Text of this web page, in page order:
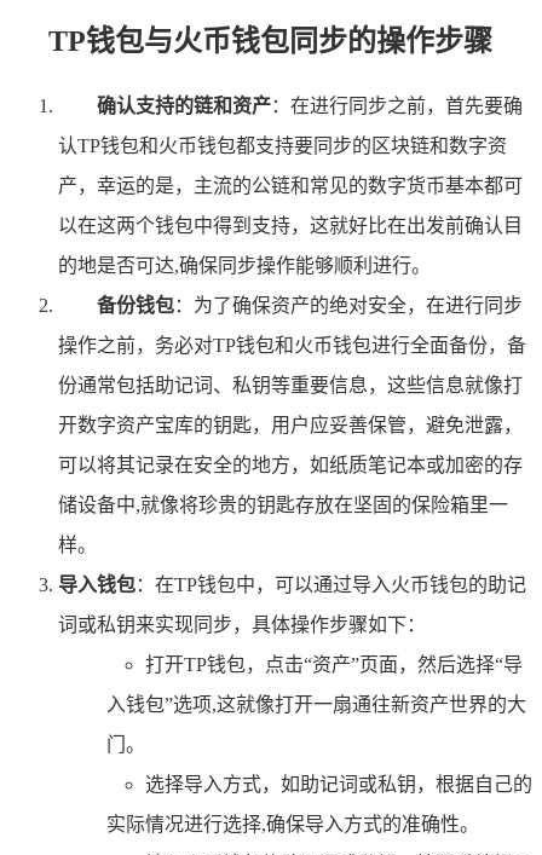
TP钱包与火币钱包同步的操作步骤
确认支持的链和资产：在进行同步之前，首先要确
认TP钱包和火币钱包都支持要同步的区块链和数字资
产，幸运的是，主流的公链和常见的数字货币基本都可
以在这两个钱包中得到支持，这就好比在出发前确认目
的地是否可达,确保同步操作能够顺利进行。
备份钱包：为了确保资产的绝对安全，在进行同步
操作之前，务必对TP钱包和火币钱包进行全面备份，备
份通常包括助记词、私钥等重要信息，这些信息就像打
开数字资产宝库的钥匙，用户应妥善保管，避免泄露，
可以将其记录在安全的地方，如纸质笔记本或加密的存
储设备中,就像将珍贵的钥匙存放在坚固的保险箱里一
样。
导入钱包：在TP钱包中，可以通过导入火币钱包的助记
词或私钥来实现同步，具体操作步骤如下：
打开TP钱包，点击“资产”页面，然后选择“导
入钱包”选项,这就像打开一扇通往新资产世界的大
门。
选择导入方式，如助记词或私钥，根据自己的
实际情况进行选择,确保导入方式的准确性。